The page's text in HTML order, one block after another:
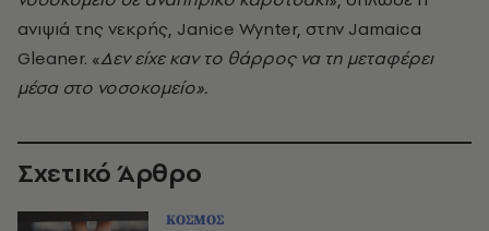
ανιψιά της νεκρής, Janice Wynter, στην Jamaica
Gleaner. «Δεν είχε καν το θάρρος να τη μεταφέρει
μέσα στο νοσοκομείο».
Σχετικό Άρθρο
ΚΟΣΜΟΣ